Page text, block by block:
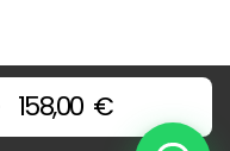
158,00 €